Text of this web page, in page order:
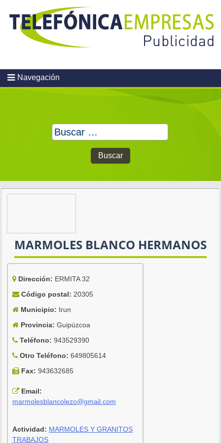
content
Navegación
Buscar:
MARMOLES BLANCO HERMANOS
Dirección: ERMITA 32
Código postal: 20305
Municipio: Irun
Provincia: Guipúzcoa
Teléfono: 943529390
Otro Teléfono: 649805614
Fax: 943632685
Email:
marmolesblancolezo@gmail.com
Actividad: MARMOLES Y GRANITOS
TRABAJOS